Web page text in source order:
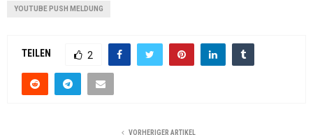
YOUTUBE PUSH MELDUNG
TEILEN 2
VORHERIGER ARTIKEL